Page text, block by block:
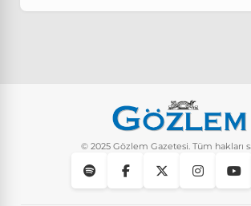
Instagram’da keşfet nasıl temizlenir?
© 2025 Gözlem Gazetesi. Tüm hakları